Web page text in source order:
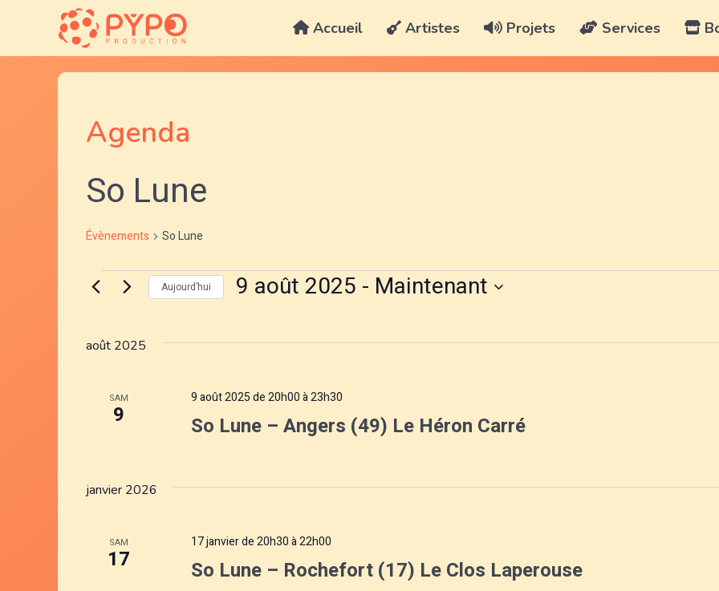
Accueil Artistes Projets Services
Agenda
So Lune
Évènements So Lune
Évènements
Aujourd’hui 9 août 2025 - Maintenant
l
c
t
i
n
u
n
e
août 2025
SAM
9 So Lune – Angers (49) Le Héron Carré
9 août 2025 de 20h00à23h30
janvier 2026
SAM
17 So Lune – Rochefort (17) Le Clos Laperouse
17 janvier de 20h30à22h00